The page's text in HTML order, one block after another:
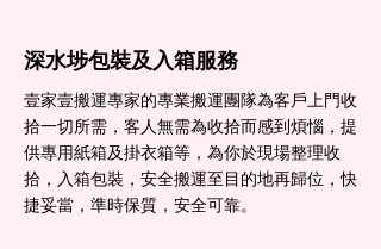
深水埗包裝及入箱服務
壹家壹搬運專家的專業搬運團隊為客戶上門收
拾一切所需，客人無需為收拾而感到煩惱，提
供專用紙箱及掛衣箱等，為你於現場整理收
拾，入箱包裝，安全搬運至目的地再歸位，快
捷妥當，準時保質，安全可靠。